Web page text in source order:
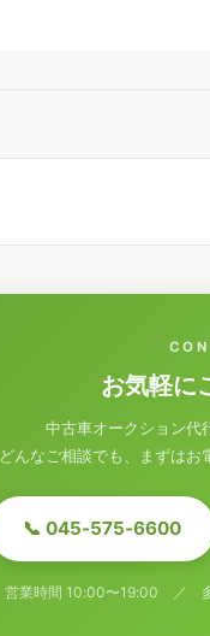
お気軽に
中古車オークション代
どんなご相談でも、まずは
📞 045-575-6600
営業時間 10:00〜19:00 ／ 多